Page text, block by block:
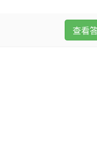
查看